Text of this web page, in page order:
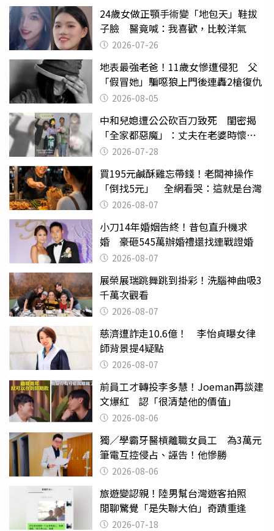
24歲女做正顎手術變「地包天」鞋拔
子臉 醫竟喊：我喜歡，比較洋氣
2026-07-26
地表最強老爸！11歲女慘遭侵犯 父
「假冒她」騙噁狼上門後連轟2槍復仇
2026-08-05
中和兒媳遭公公砍百刀致死 閨密揭
「全家都惡魔」：丈夫在老婆時懷孕
摔東西
2026-07-28
買195元鹹酥雞忘帶錢！老闆神操作
「倒找5元」 全網看哭：這就是台灣
2026-08-07
小刀14年婚姻告終！昔包直升機求
婚 豪砸545萬辦婚禮還找連戰證婚
2026-08-07
展榮展瑞跳舞跳到掛彩！洗腦神曲吸3
千萬次觀看
2026-08-07
慈濟遭詐走10.6億！ 李怡貞曝女律
師背景提4疑點
2026-08-07
前員工才轉投李多慧！Joeman再談建
文爆紅 認「很清楚他的價值」
2026-08-06
獨／學霸牙醫槓離職女員工 為3萬元
筆電互控侵占、誣告！他慘勝
2026-08-06
旅遊變認親！陸男幫台灣遊客拍照
閒聊驚覺「是失聯大伯」奇蹟重逢
2026-07-18